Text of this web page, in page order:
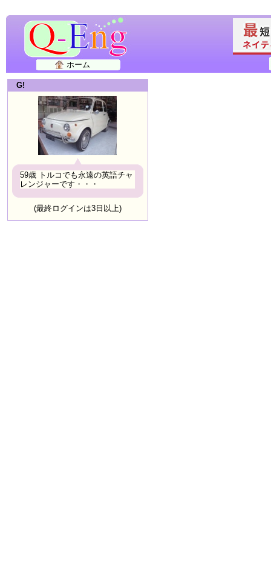
ホーム
G!
59歳 トルコでも永遠の英語チャ
レンジャーです・・・
(最終ログインは3日以上)